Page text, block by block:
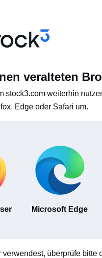
veralteten
stock3.com weiterhin
Edge oder Safari um.
Microsoft Edge
überprüfe bitte